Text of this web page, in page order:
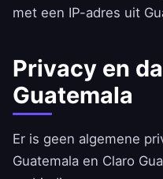
met een IP-adres uit
Privacy en
Guatemala
Er is geen algemene
Guatemala en Claro